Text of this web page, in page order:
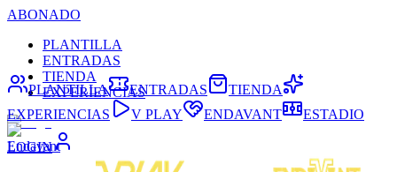
ABONADO
PLANTILLA
ENTRADAS
TIENDA
EXPERIENCIAS
LOGIN
PLANTILLA ENTRADAS
TIENDA
EXPERIENCIAS
V PLAY ENDAVANT ESTADIO
Endavant